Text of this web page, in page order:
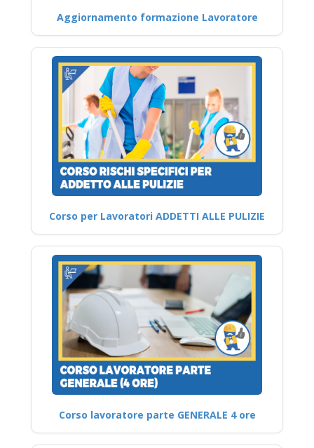
Aggiornamento formazione Lavoratore
Corso per Lavoratori ADDETTI ALLE PULIZIE
Corso lavoratore parte GENERALE 4 ore